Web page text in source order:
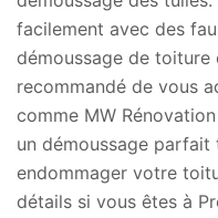
facilement avec des
démoussage de toiture
recommandé de vous
comme MW
un démoussage
endommager votre
détails si vous êtes à